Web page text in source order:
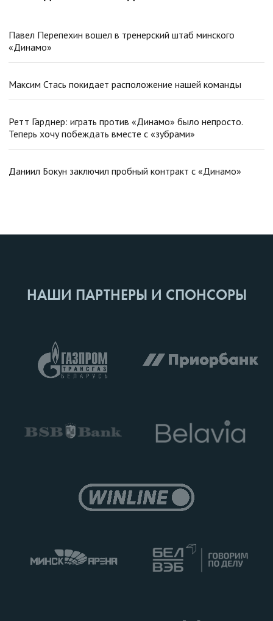
Павел Перепехин вошел в тренерский штаб минского
«Динамо»
Максим Стась покидает расположение нашей команды
Ретт Гарднер: играть против «Динамо» было непросто.
Теперь хочу побеждать вместе с «зубрами»
Даниил Бокун заключил пробный контракт с «Динамо»
НАШИ ПАРТНЕРЫ И СПОНСОРЫ